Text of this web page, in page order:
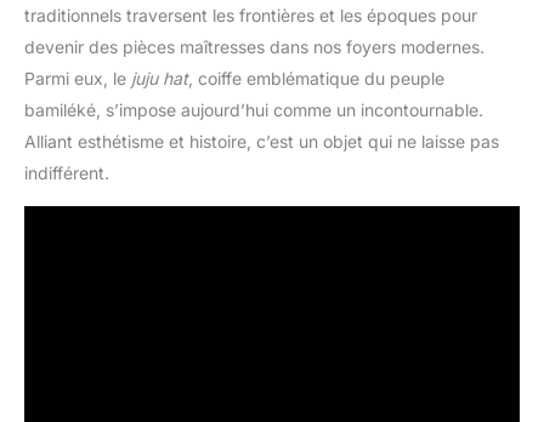
traditionnels traversent les frontières et les époques pour
devenir des pièces maîtresses dans nos foyers modernes.
Parmi eux, le juju hat, coiffe emblématique du peuple
bamiléké, s’impose aujourd’hui comme un incontournable.
Alliant esthétisme et histoire, c’est un objet qui ne laisse pas
indifférent.